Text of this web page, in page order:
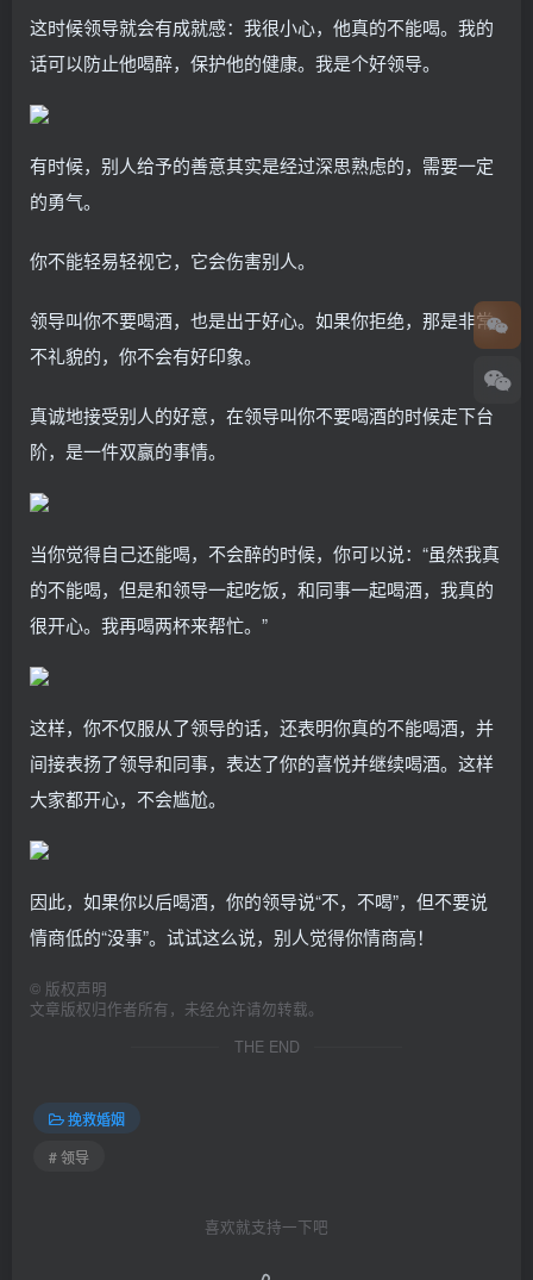
这时候领导就会有成就感：我很小心，他真的不能喝。我的
话可以防止他喝醉，保护他的健康。我是个好领导。
有时候，别人给予的善意其实是经过深思熟虑的，需要一定
的勇气。
你不能轻易轻视它，它会伤害别人。
领导叫你不要喝酒，也是出于好心。如果你拒绝，那是非常
不礼貌的，你不会有好印象。
真诚地接受别人的好意，在领导叫你不要喝酒的时候走下台
阶，是一件双赢的事情。
当你觉得自己还能喝，不会醉的时候，你可以说：“虽然我真
的不能喝，但是和领导一起吃饭，和同事一起喝酒，我真的
很开心。我再喝两杯来帮忙。”
这样，你不仅服从了领导的话，还表明你真的不能喝酒，并
间接表扬了领导和同事，表达了你的喜悦并继续喝酒。这样
大家都开心，不会尴尬。
因此，如果你以后喝酒，你的领导说“不，不喝”，但不要说
情商低的“没事”。试试这么说，别人觉得你情商高！
© 版权声明
文章版权归作者所有，未经允许请勿转载。
THE END
挽救婚姻
# 领导
喜欢就支持一下吧